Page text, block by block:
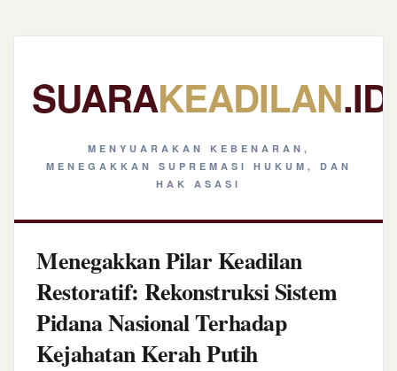
SUARAKEADILAN.ID
MENYUARAKAN KEBENARAN,
MENEGAKKAN SUPREMASI HUKUM, DAN
HAK ASASI
Menegakkan Pilar Keadilan
Restoratif: Rekonstruksi Sistem
Pidana Nasional Terhadap
Kejahatan Kerah Putih